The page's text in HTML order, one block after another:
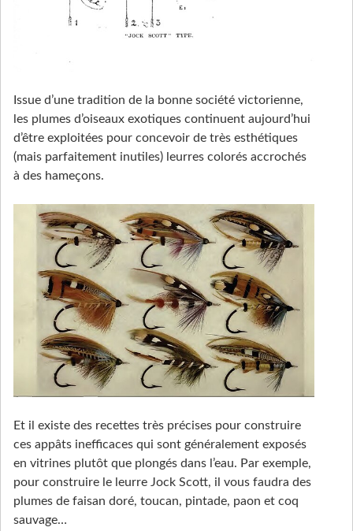
Issue d’une tradition de la bonne société victorienne,
les plumes d’oiseaux exotiques continuent aujourd’hui
d’être exploitées pour concevoir de très esthétiques
(mais parfaitement inutiles) leurres colorés accrochés
à des hameçons.
Et il existe des recettes très précises pour construire
ces appâts inefficaces qui sont généralement exposés
en vitrines plutôt que plongés dans l’eau. Par exemple,
pour construire le leurre Jock Scott, il vous faudra des
plumes de faisan doré, toucan, pintade, paon et coq
sauvage…